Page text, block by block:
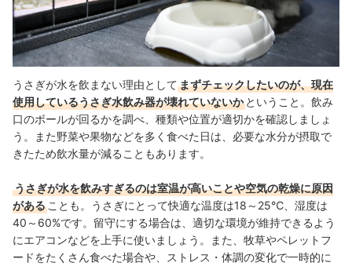
うさぎが水を飲まない理由としてまずチェックしたいのが、現在
使用しているうさぎ水飲み器が壊れていないか ということ。飲み
口のボールが回るかを調べ、種類や位置が適切かを確認しましょ
う。また野菜や果物などを多く食べた日は、必要な水分が摂取で
きたため飲水量が減ることもあります。
うさぎが水を飲みすぎるのは室温が高いことや空気の乾燥に原因
がある ことも。うさぎにとって快適な温度は18～25℃、湿度は
40～60%です。留守にする場合は、適切な環境が維持できるよう
にエアコンなどを上手に使いましょう。また、牧草やペレットフ
ードをたくさん食べた場合や、ストレス・体調の変化で一時的に